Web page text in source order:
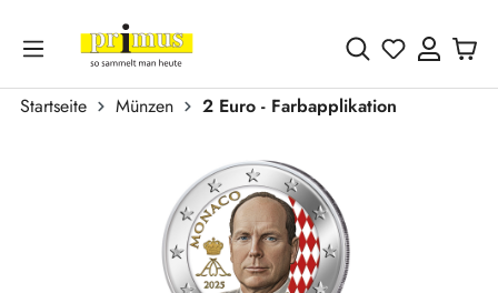
Zum Hauptinhalt springen
Du hast 0
Startseite Münzen
2 Euro - Farbapplikation